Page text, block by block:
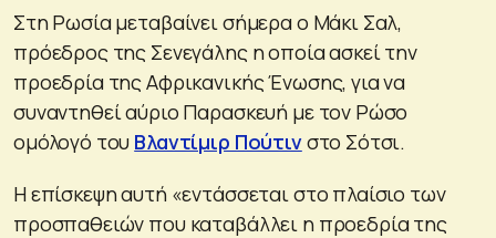
Στη Ρωσία μεταβαίνει σήμερα ο Μάκι Σαλ,
πρόεδρος της Σενεγάλης η οποία ασκεί την
προεδρία της Αφρικανικής Ένωσης, για να
συναντηθεί αύριο Παρασκευή με τον Ρώσο
ομόλογό του Βλαντίμιρ Πούτινστο Σότσι.
Η επίσκεψη αυτή «εντάσσεται στο πλαίσιο των
προσπαθειών που καταβάλλει η προεδρία της